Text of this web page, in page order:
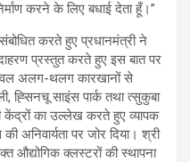
करने के लिए बधाई देता हूँ।”
करते हुए प्रधानमंत्री ने
प्रस्तुत करते हुए इस बात पर
केवल अलग-थलग कारखानों से
ह्सिनचू साइंस पार्क तथा त्सुकुबा
केंद्रों का उल्लेख करते हुए व्यापक
अनिवार्यता पर जोर दिया। श्री
औद्योगिक क्लस्टरों की स्थापना